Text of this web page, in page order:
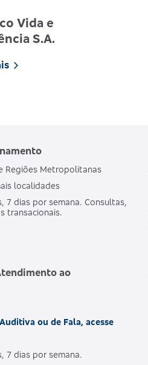
Vida e
S.A.
Regiões Metropolitanas
localidades
7 dias por semana. Consultas,
transacionais.
ao
ou de Fala, acesse
7 dias por semana.